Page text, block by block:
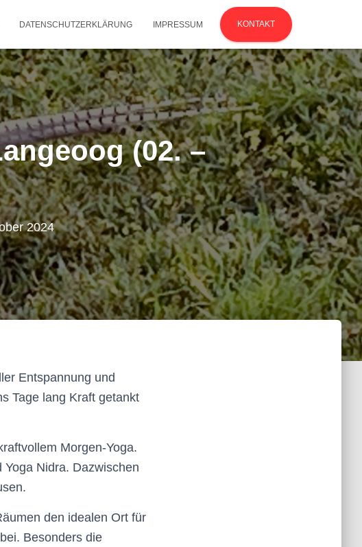
DATENSCHUTZERKLÄRUNG IMPRESSUM KONTAKT
(02. –
2024
Entspannung und
Tage lang Kraft getankt
Morgen-Yoga.
Nidra. Dazwischen
den idealen Ort für
Besonders die